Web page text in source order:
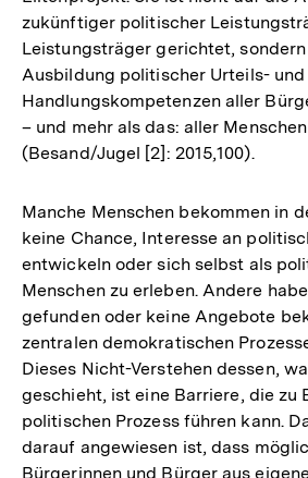
zukünftiger politischer
Leistungsträger gerichtet,
Ausbildung politischer Urteils- und
Handlungskompetenzen aller
– und mehr als das: aller
(Besand/Jugel [2]: 2015,100).
Manche Menschen bekommen in
keine Chance, Interesse an
entwickeln oder sich selbst als
Menschen zu erleben. Andere
gefunden oder keine Angebote
zentralen demokratischen
Dieses Nicht-Verstehen dessen,
geschieht, ist eine Barriere, die zu
politischen Prozess führen kann.
darauf angewiesen ist, dass
Bürgerinnen und Bürger aus